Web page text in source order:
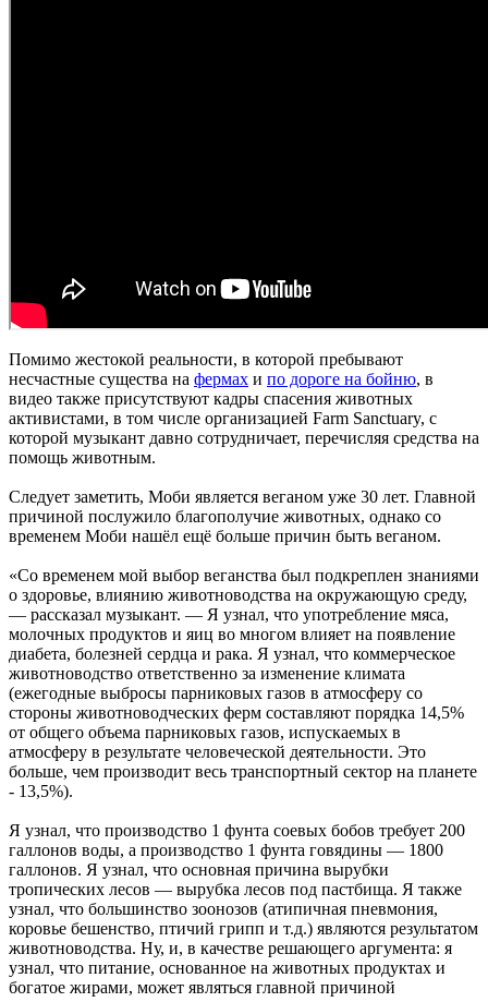
Помимо жестокой реальности, в которой пребывают
несчастные существа на фермах и по дороге на бойню, в
видео также присутствуют кадры спасения животных
активистами, в том числе организацией Farm Sanctuary, с
которой музыкант давно сотрудничает, перечисляя средства на
помощь животным.
Следует заметить, Моби является веганом уже 30 лет. Главной
причиной послужило благополучие животных, однако со
временем Моби нашёл ещё больше причин быть веганом.
«Со временем мой выбор веганства был подкреплен знаниями
о здоровье, влиянию животноводства на окружающую среду,
— рассказал музыкант. — Я узнал, что употребление мяса,
молочных продуктов и яиц во многом влияет на появление
диабета, болезней сердца и рака. Я узнал, что коммерческое
животноводство ответственно за изменение климата
(ежегодные выбросы парниковых газов в атмосферу со
стороны животноводческих ферм составляют порядка 14,5%
от общего объема парниковых газов, испускаемых в
атмосферу в результате человеческой деятельности. Это
больше, чем производит весь транспортный сектор на планете
- 13,5%).
Я узнал, что производство 1 фунта соевых бобов требует 200
галлонов воды, а производство 1 фунта говядины — 1800
галлонов. Я узнал, что основная причина вырубки
тропических лесов — вырубка лесов под пастбища. Я также
узнал, что большинство зоонозов (атипичная пневмония,
коровье бешенство, птичий грипп и т.д.) являются результатом
животноводства. Ну, и, в качестве решающего аргумента: я
узнал, что питание, основанное на животных продуктах и
богатое жирами, может являться главной причиной